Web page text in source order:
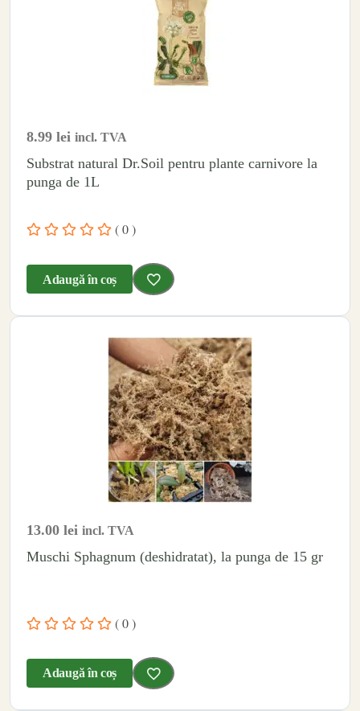
8.99 lei incl. TVA
Substrat natural Dr.Soil pentru plante carnivore la
punga de 1L
( 0 )
Adaugă în coș
13.00 lei incl. TVA
Muschi Sphagnum (deshidratat), la punga de 15 gr
( 0 )
Adaugă în coș